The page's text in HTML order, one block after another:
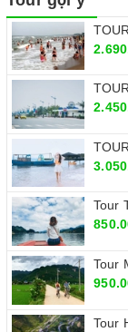
Tour
Tour
Tour